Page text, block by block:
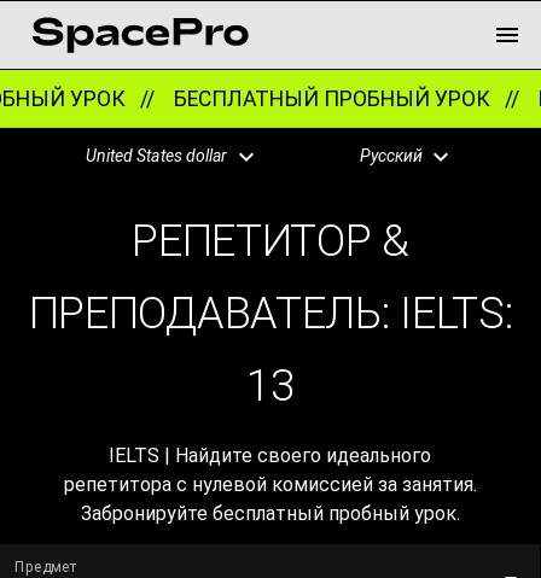
УРОК //БЕСПЛАТНЫЙ ПРОБНЫЙ УРОК //
United States dollar Русский
РЕПЕТИТОР &
ПРЕПОДАВАТЕЛЬ: IELTS:
13
IELTS | Найдите своего идеального
репетитора с нулевой комиссией за занятия.
Забронируйте бесплатный пробный урок.
Предмет